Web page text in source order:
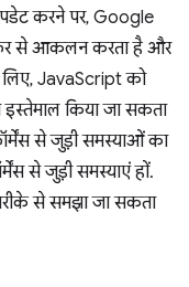
करने पर, Google
से आकलन करता है और
लिए, JavaScript को
किया जा सकता
से जुड़ी समस्याओं का
से जुड़ी समस्याएं हों.
से समझा जा सकता